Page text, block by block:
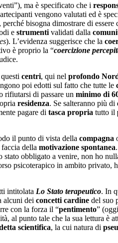
ma è specificato che i
vengono valutati ed è
bisogna dimostrare di
e strumenti validati dalla
). L’evidenza suggerisce che la
è proprio la “coercizione
centri, qui nel profondo
poi edotti sul fatto che tutte le
rifiutarsi di passare un minimo di
residenza. Se salteranno più di
pagare di tasca propria tutto il
il punto di vista della compagna
della motivazione spontanea
obbligato a venire, non ho
psicoterapico in ambito privato,
intitolata Lo Stato terapeutico. In
alcuni dei concetti cardine del suo
con la forza il “pentimento”
al punto tale che la sua lettura è
scientifica, la cui natura di